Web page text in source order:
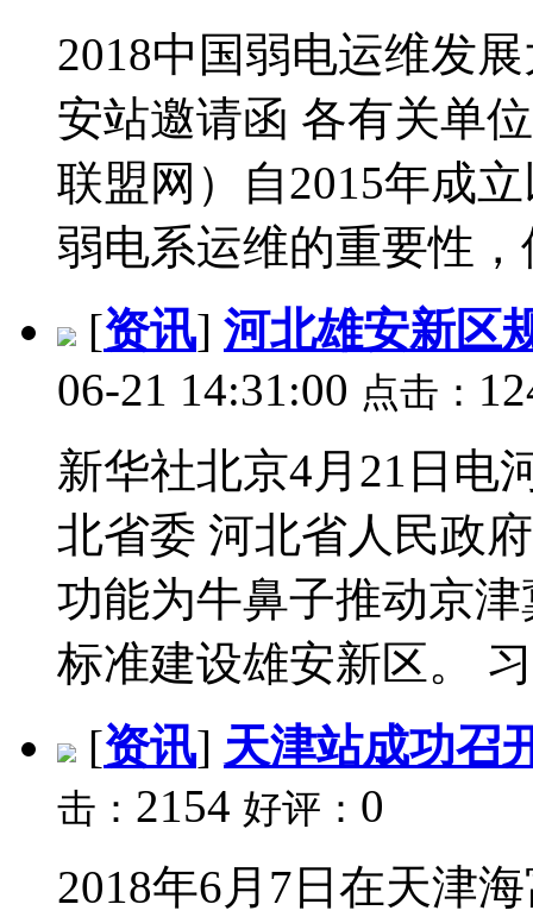
2018中国弱电运维发
安站邀请函 各有关单
联盟网）自2015年成
弱电系运维的重要性，
[资讯] 河北雄安新区
06-21 14:31:00 点击：
新华社北京4月21日电
北省委 河北省人民政
功能为牛鼻子推动京
标准建设雄安新区。
[资讯] 天津站成功召
击： 2154 好评： 0
2018年6月7日在天津